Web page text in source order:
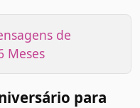
de
Meses
para